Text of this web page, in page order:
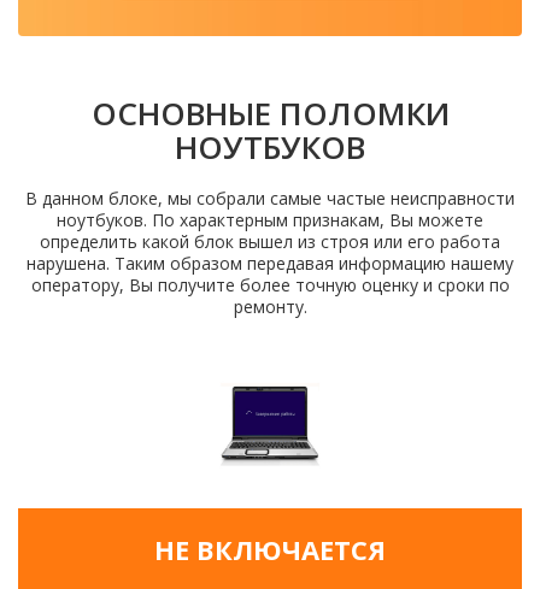
ОСНОВНЫЕ ПОЛОМКИ
НОУТБУКОВ
В данном блоке, мы собрали самые частые неисправности
ноутбуков. По характерным признакам, Вы можете
определить какой блок вышел из строя или его работа
нарушена. Таким образом передавая информацию нашему
оператору, Вы получите более точную оценку и сроки по
ремонту.
НЕ ВКЛЮЧАЕТСЯ